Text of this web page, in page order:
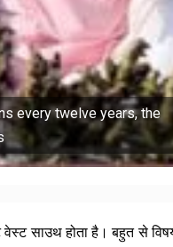
every twelve years, the
वेस्ट साउथ होता है। बहुत से